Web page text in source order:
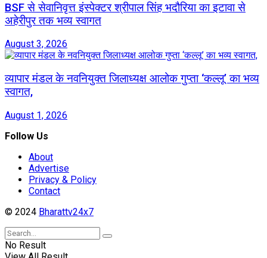
BSF से सेवानिवृत्त इंस्पेक्टर श्रीपाल सिंह भदौरिया का इटावा से
अहेरीपुर तक भव्य स्वागत
August 3, 2026
व्यापार मंडल के नवनियुक्त जिलाध्यक्ष आलोक गुप्ता ‘कल्लू’ का भव्य
स्वागत,
August 1, 2026
Follow Us
About
Advertise
Privacy & Policy
Contact
© 2024 Bharattv24x7
No Result